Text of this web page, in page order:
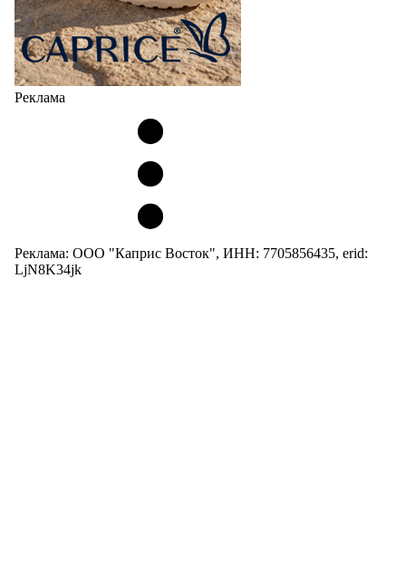
Реклама
Реклама: ООО "Каприс Восток", ИНН: 7705856435, erid:
LjN8K34jk